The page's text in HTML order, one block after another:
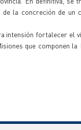
la concreción de un
intensión fortalecer el
que componen